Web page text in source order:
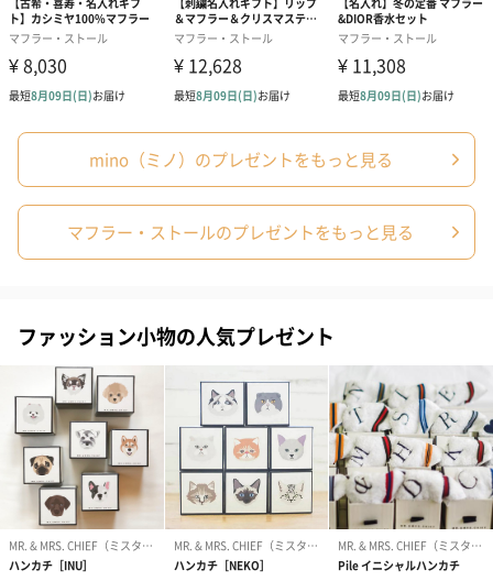
mino（ミノ）のプレゼントをもっと見る
マフラー・ストールのプレゼントをもっと見る
ファッション小物の人気プレゼント